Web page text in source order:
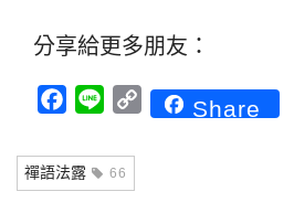
分享給更多朋友：
Facebook
Line CopyShare
禪語法露 66